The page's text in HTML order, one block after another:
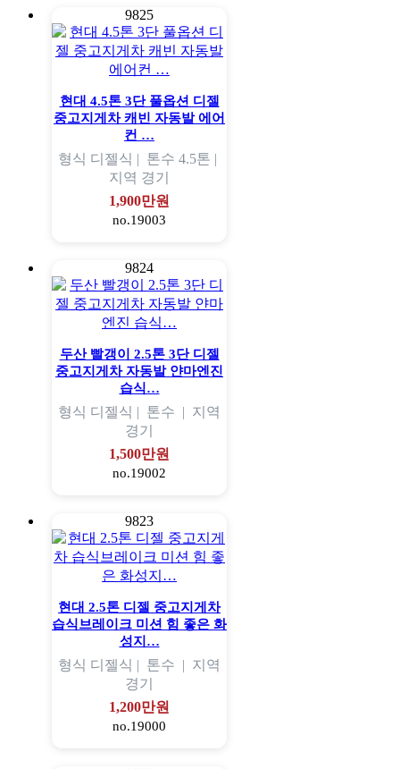
9825
현대 4.5톤 3단 풀옵션 디젤
중고지게차 캐빈 자동발 에어
컨 …
형식 디젤식 | 톤수 4.5톤 |
지역 경기
1,900만원
no.19003
9824
두산 빨갱이 2.5톤 3단 디젤
중고지게차 자동발 얀마엔진
습식…
형식 디젤식 | 톤수 | 지역
경기
1,500만원
no.19002
9823
현대 2.5톤 디젤 중고지게차
습식브레이크 미션 힘 좋은 화
성지…
형식 디젤식 | 톤수 | 지역
경기
1,200만원
no.19000